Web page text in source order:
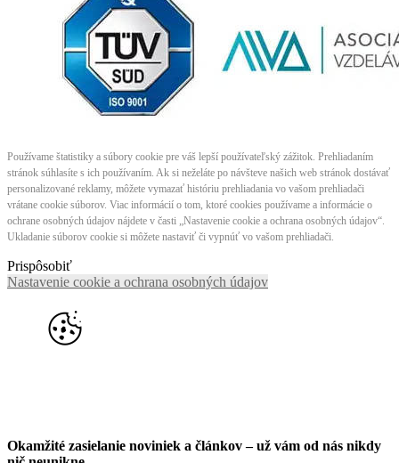
Používame štatistiky a súbory cookie pre váš lepší používateľský zážitok. Prehliadaním
stránok súhlasíte s ich používaním. Ak si neželáte po návšteve našich web stránok dostávať
personalizované reklamy, môžete vymazať históriu prehliadania vo vašom prehliadači
vrátane cookie súborov. Viac informácií o tom, ktoré cookies používame a informácie o
ochrane osobných údajov nájdete v časti „Nastavenie cookie a ochrana osobných údajov“.
Ukladanie súborov cookie si môžete nastaviť či vypnúť vo vašom prehliadači.
Prispôsobiť
Nastavenie cookie a ochrana osobných údajov
Okamžité zasielanie noviniek a článkov – už vám od nás nikdy